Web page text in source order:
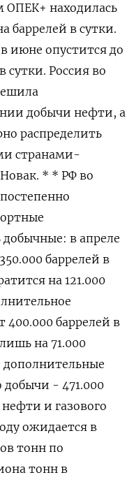
ОПЕК+ находилась
баррелей в сутки.
июне опустится до
сутки. Россия во
добычи нефти, а
распределить
странами-
* * РФ во
в апреле
баррелей в
на 121.000
400.000 баррелей в
на 71.000
дополнительные
добычи - 471.000
и газового
ожидается в
тонн по
тонн в